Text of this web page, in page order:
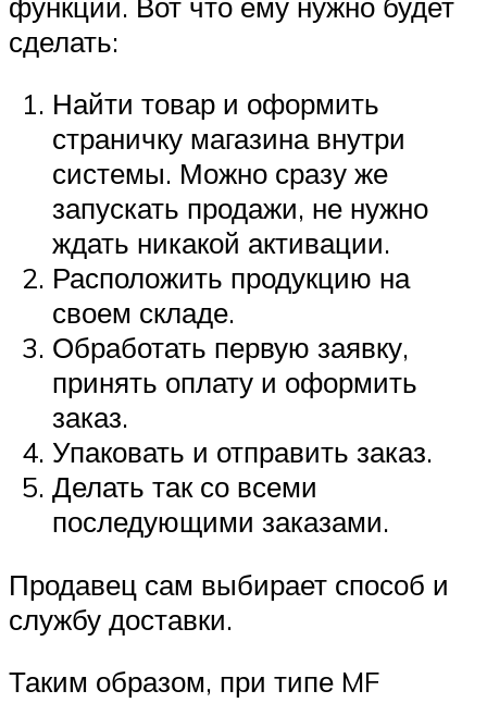
сделать:
Найти товар и оформить
страничку магазина внутри
системы. Можно сразу же
запускать продажи, не нужно
ждать никакой активации.
Расположить продукцию на
своем складе.
Обработать первую заявку,
принять оплату и оформить
заказ.
Упаковать и отправить заказ.
Делать так со всеми
последующими заказами.
Продавец сам выбирает способ и
службу доставки.
Таким образом, при типе MF